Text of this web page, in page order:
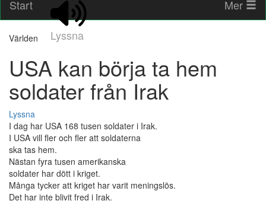
Start
Lyssna
Mer
Världen
USA kan börja ta hem
soldater från Irak
Lyssna
I dag har USA 168 tusen soldater i Irak.
I USA vill fler och fler att soldaterna
ska tas hem.
Nästan fyra tusen amerikanska
soldater har dött i kriget.
Många tycker att kriget har varit meningslös.
Det har inte blivit fred i Irak.